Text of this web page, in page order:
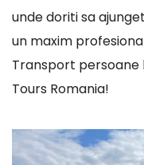
unde doriti sa
un maxim
Transport persoane
Tours Romania!
Player
video